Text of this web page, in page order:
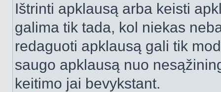
Ištrinti apklausą arba keisti
galima tik tada, kol niekas
redaguoti apklausą gali tik
saugo apklausą nuo
keitimo jai bevykstant.